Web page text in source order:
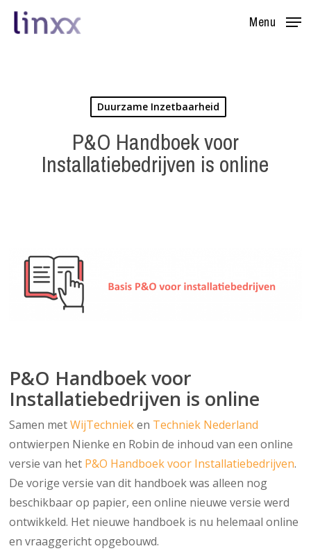
Skip
Menu
Duurzame Inzetbaarheid
P&O Handboek voor
Installatiebedrijven is online
P&O Handboek voor
Installatiebedrijven is online
Samen metWijTechnieken Techniek Nederland
ontwierpen Nienke en Robin de inhoud van een online
versie van het P&O Handboek voor Installatiebedrijven.
De vorige versie van dit handboek was alleen nog
beschikbaar op papier, een online nieuwe versie werd
ontwikkeld. Het nieuwe handboek is nu helemaal online
en vraaggericht opgebouwd.